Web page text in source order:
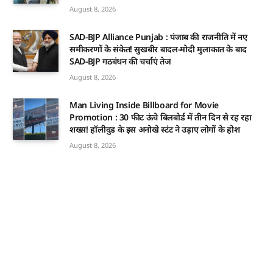
August 8, 2026
SAD-BJP Alliance Punjab : पंजाब की राजनीति में नए
समीकरणों के संकेत! सुखबीर बादल-मोदी मुलाकात के बाद
SAD-BJP गठबंधन की चर्चाएं तेज
August 8, 2026
Man Living Inside Billboard for Movie
Promotion : 30 फीट ऊंचे बिलबोर्ड में तीन दिन से रह रहा
शख्स! हॉलीवुड के इस अनोखे स्टंट ने उड़ाए लोगों के होश
August 8, 2026